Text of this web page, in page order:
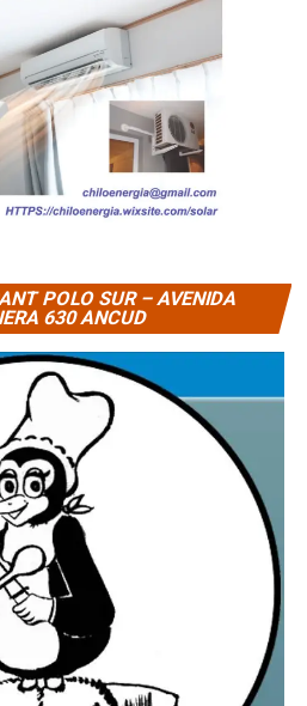
POLO SUR – AVENIDA
630 ANCUD